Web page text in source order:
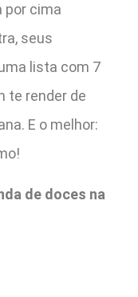
por cima
seus
lista com 7
te render de
E o melhor:
de doces na